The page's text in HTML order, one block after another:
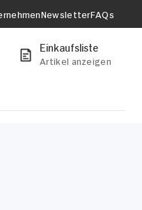
NewsletterFAQs
Einkaufsliste
Artikel anzeigen